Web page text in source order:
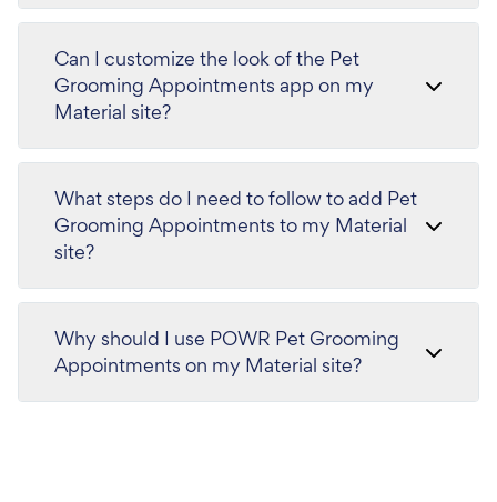
Can I customize the look of the Pet
Grooming Appointments app on my
Material site?
What steps do I need to follow to add Pet
Grooming Appointments to my Material
site?
Why should I use POWR Pet Grooming
Appointments on my Material site?